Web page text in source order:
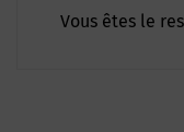
Vous êtes le